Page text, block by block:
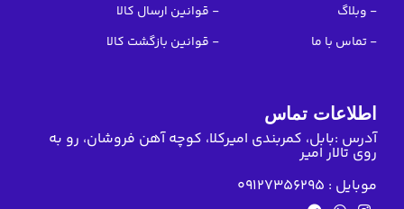
- وبلاگ
- تماس با ما
- قوانین ارسال کالا
- قوانین بازگشت کالا
اطلاعات تماس
آدرس :بابل، کمربندی امیرکلا، کوچه آهن فروشان، رو به
روی تالار امیر
موبایل : 09127356295